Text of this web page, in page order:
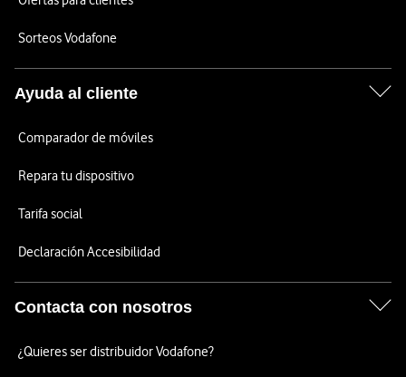
Sorteos Vodafone
Ayuda al cliente
Comparador de móviles
Repara tu dispositivo
Tarifa social
Declaración Accesibilidad
Contacta con nosotros
¿Quieres ser distribuidor Vodafone?